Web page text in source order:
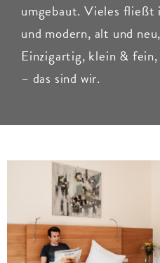
umgebaut. Vieles fließt
und modern, alt und
Einzigartig, klein &
– das sind wir.